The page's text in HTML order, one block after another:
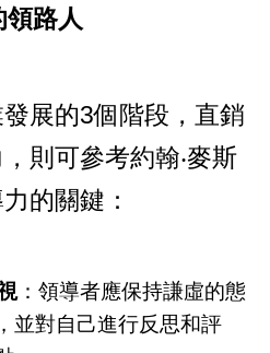
領路人
展的3個階段，直銷
則可參考約翰‧麥斯
的關鍵：
：領導者應保持謙虛的態
並對自己進行反思和評